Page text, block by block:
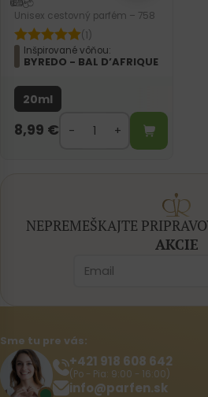
Unisex cestovný parfém – 758
(1)
Inšpirované vôňou:
BYREDO - BAL D’AFRIQUE
20ml
8,99 €
NEPREMEŠKAJTE
AKCIE
Sme tu pre vás:
+421 918 608 642‬
(Po - Pia: 9:00 - 16:00)
info@parfen.sk